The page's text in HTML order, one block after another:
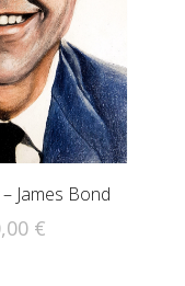
James Bond
€